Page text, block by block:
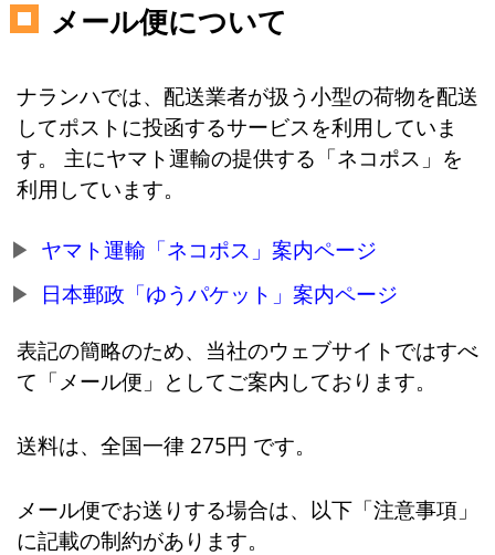
メール便について
ナランハでは、配送業者が扱う小型の荷物を配送
してポストに投函するサービスを利用していま
す。 主にヤマト運輸の提供する「ネコポス」を
利用しています。
ヤマト運輸「ネコポス」案内ページ
日本郵政「ゆうパケット」案内ページ
表記の簡略のため、当社のウェブサイトではすべ
て「メール便」としてご案内しております。
送料は、全国一律 275円 です。
メール便でお送りする場合は、以下「注意事項」
に記載の制約があります。